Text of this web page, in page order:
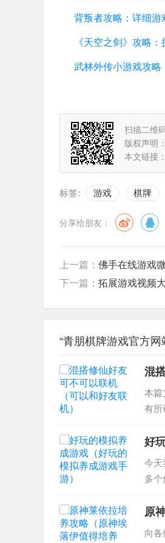
背叛者攻略：详细游
《天空之剑》攻略
扫描二维
版权声明
本文链接：
标签: 游戏 棋牌
分享给朋友：
上一篇： 佛手在线游戏
下一篇： 拓展游戏视频
“青朋棋牌游戏官方
混
本篇
有所
本
好
今天
多个
有
有
原
向